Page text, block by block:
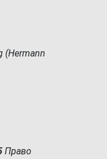
(Hermann
Право